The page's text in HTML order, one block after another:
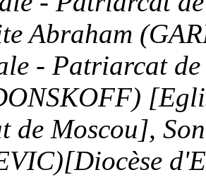
Abraham (
- Patriarcat
) [
de Moscou],
)[Diocèse